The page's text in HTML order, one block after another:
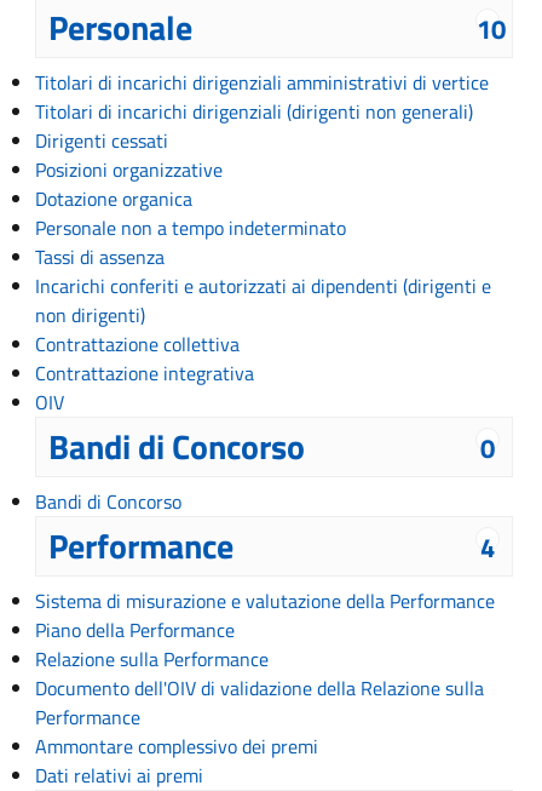
10
Personale
Titolari di incarichi dirigenziali amministrativi di vertice
Titolari di incarichi dirigenziali (dirigenti non generali)
Dirigenti cessati
Posizioni organizzative
Dotazione organica
Personale non a tempo indeterminato
Tassi di assenza
Incarichi conferiti e autorizzati ai dipendenti (dirigenti e
non dirigenti)
Contrattazione collettiva
Contrattazione integrativa
OIV
0
Bandi di Concorso
Bandi di Concorso
4
Performance
Sistema di misurazione e valutazione della Performance
Piano della Performance
Relazione sulla Performance
Documento dell'OIV di validazione della Relazione sulla
Performance
Ammontare complessivo dei premi
Dati relativi ai premi